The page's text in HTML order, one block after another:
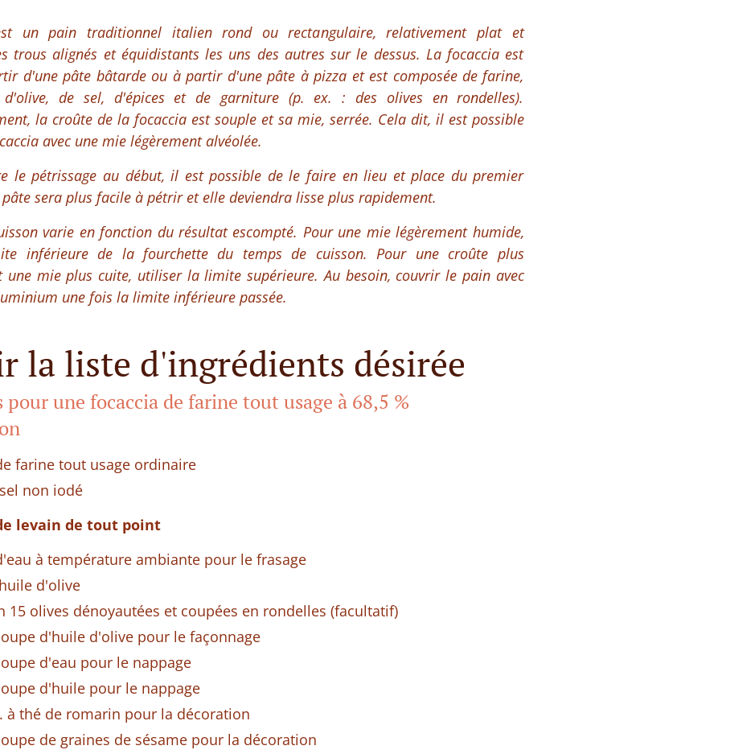
un pain traditionnel italien rond ou rectangulaire, relativement plat et
trous alignés et équidistants les uns des autres sur le dessus. La focaccia est
d'une pâte bâtarde ou à partir d'une pâte à pizza et est composée de farine,
d'olive, de sel, d'épices et de garniture (p. ex. : des olives en rondelles).
la croûte de la focaccia est souple et sa mie, serrée. Cela dit, il est possible
avec une mie légèrement alvéolée.
le pétrissage au début, il est possible de le faire en lieu et place du premier
sera plus facile à pétrir et elle deviendra lisse plus rapidement.
varie en fonction du résultat escompté. Pour une mie légèrement humide,
inférieure de la fourchette du temps de cuisson. Pour une croûte plus
une mie plus cuite, utiliser la limite supérieure. Au besoin, couvrir le pain avec
une fois la limite inférieure passée.
la liste d'ingrédients désirée
une focaccia de farine tout usage à 68,5 %
farine tout usage ordinaire
non iodé
levain de tout point
à température ambiante pour le frasage
d'olive
15 olives dénoyautées et coupées en rondelles (facultatif)
d'huile d'olive pour le façonnage
d'eau pour le nappage
d'huile pour le nappage
à thé de romarin pour la décoration
de graines de sésame pour la décoration